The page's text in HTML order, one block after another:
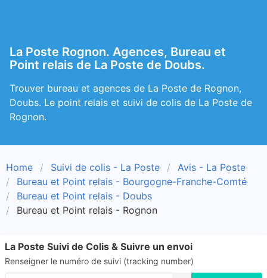
La Poste Rognon. Agences, Bureau et
Point relais de La Poste de Doubs.
Trouver bureau et agences de La Poste de Rognon,
Doubs. Le point relais et suivi de colis de La Poste de
Rognon.
Home Suivi de colis - La Poste
Avis - La Poste
Bureau et Point relais - Bourgogne-Franche-Comté
Bureau et Point relais - Doubs
Bureau et Point relais - Rognon
La Poste Suivi de Colis & Suivre un envoi
Renseigner le numéro de suivi (tracking number)